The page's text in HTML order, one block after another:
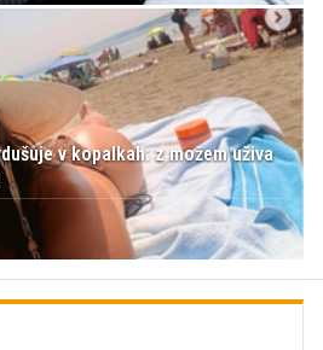
v kopalkah: z možem uživa